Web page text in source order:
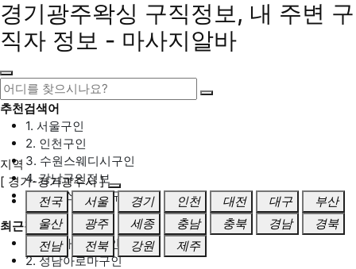
경기광주왁싱 구직정보, 내 주변 구
직자 정보 - 마사지알바
추천검색어
1. 서울구인
2. 인천구인
3. 수원스웨디시구인
4. 강남구인정보
5. 동탄스웨디시구인
최근검색어
1. 일산마사지구인
2. 성남아로마구인
지역
[ 경기-경기광주시 ]
전국
서울 경기 인천 대전 대구
부산
울산
광주 세종 충남 충북 경남
경북
전남
전북 강원 제주